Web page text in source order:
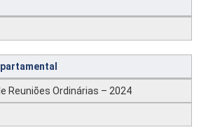
Reuniões Ordinárias – 2024